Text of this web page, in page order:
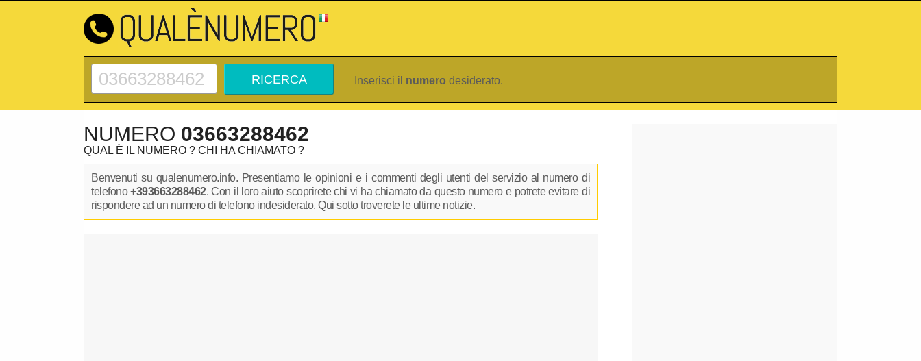
Inserisci il numero desiderato.
NUMERO 03663288462
QUAL È IL NUMERO ? CHI HA CHIAMATO ?
Benvenuti su qualenumero.info. Presentiamo le opinioni e i commenti degli utenti del servizio al numero di
telefono+393663288462. Con il loro aiuto scoprirete chi vi ha chiamato da questo numero e potrete evitare di
rispondere ad un numero di telefono indesiderato. Qui sotto troverete le ultime notizie.